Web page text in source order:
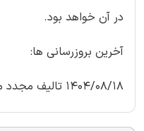
در آن خواهد بود.
آخرین بروزرسانی ها:
1404/08/18 تالیف مجدد محصول